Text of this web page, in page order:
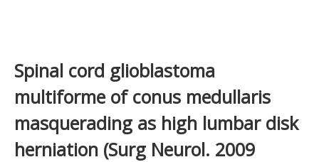
Spinal cord glioblastoma
multiforme of conus medullaris
masquerading as high lumbar disk
herniation (Surg Neurol. 2009